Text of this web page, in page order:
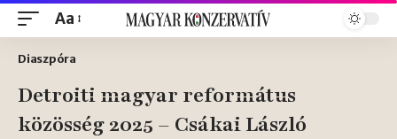
Aa
Diaszpóra
Detroiti magyar református
közösség 2025 – Csákai László